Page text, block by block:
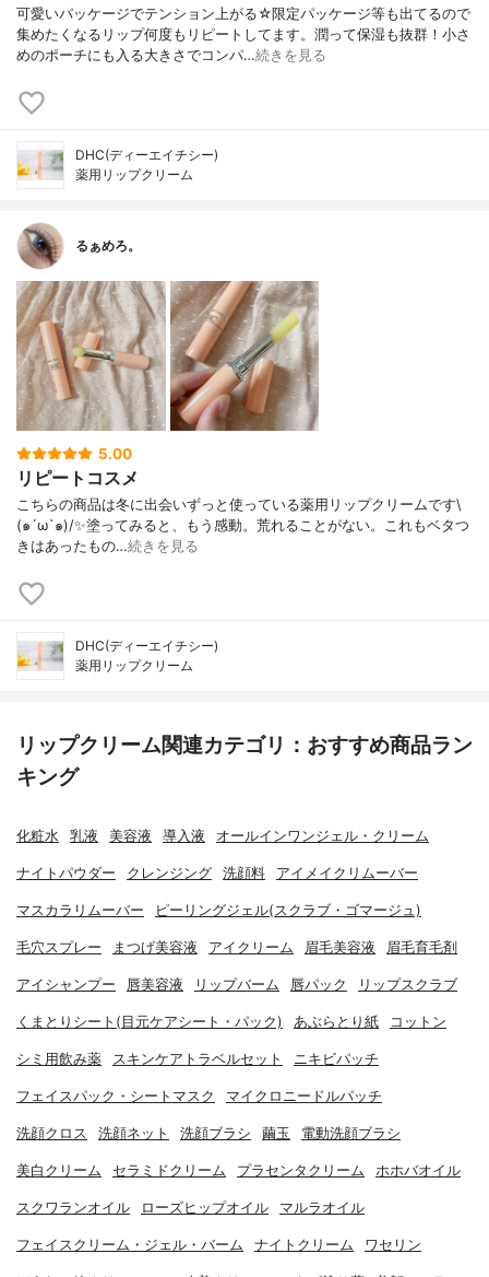
可愛いパッケージでテンション上がる☆限定パッケージ等も出てるので
集めたくなるリップ何度もリピートしてます。潤って保湿も抜群！小さ
めのポーチにも入る大きさでコンパ…続きを見る
DHC(ディーエイチシー)
薬用リップクリーム
るぁめろ。
5.00
リピートコスメ
こちらの商品は冬に出会いずっと使っている薬用リップクリームです\
(๑´ω`๑)/✨塗ってみると、もう感動。荒れることがない。これもベタつ
きはあったもの…続きを見る
DHC(ディーエイチシー)
薬用リップクリーム
リップクリーム関連カテゴリ：おすすめ商品ラン
キング
化粧水 乳液 美容液 導入液 オールインワンジェル・クリーム
ナイトパウダー クレンジング 洗顔料 アイメイクリムーバー
マスカラリムーバー ピーリングジェル(スクラブ・ゴマージュ)
毛穴スプレー まつげ美容液 アイクリーム 眉毛美容液 眉毛育毛剤
アイシャンプー 唇美容液 リップバーム 唇パック リップスクラブ
くまとりシート(目元ケアシート・パック) あぶらとり紙 コットン
シミ用飲み薬 スキンケアトラベルセット ニキビパッチ
フェイスパック・シートマスク マイクロニードルパッチ
洗顔クロス 洗顔ネット 洗顔ブラシ 繭玉 電動洗顔ブラシ
美白クリーム セラミドクリーム プラセンタクリーム ホホバオイル
スクワランオイル ローズヒップオイル マルラオイル
フェイスクリーム・ジェル・バーム ナイトクリーム ワセリン